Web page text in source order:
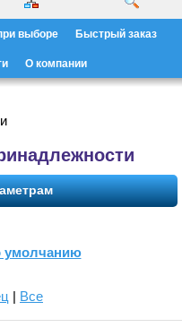
выборе Быстрый заказ
О компании
умолчанию
| Все